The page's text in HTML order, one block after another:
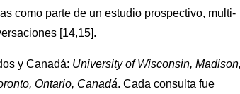
como parte de un estudio prospectivo, multi-
[14,15].
y Canadá: University of Wisconsin, Madison,
Ontario, Canadá. Cada consulta fue